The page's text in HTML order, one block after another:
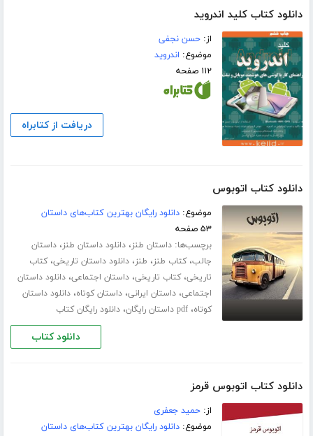
دانلود کتاب کلید اندروید
از:حسن نجفی
موضوع: اندروید
۱۱۲ صفحه
دریافت از کتابراه
دانلود کتاب اتوبوس
موضوع:دانلود رایگان بهترین کتاب‌های داستان
۵۳ صفحه
برچسب‌ها:داستان طنز،دانلود داستان طنز،داستان
جالب،کتاب طنز، طنز،دانلود داستان تاریخی،کتاب
تاریخی،کتاب تاریخی،داستان اجتماعی،دانلود داستان
اجتماعی،داستان ایرانی،داستان کوتاه،دانلود داستان
کوتاه،pdf داستان رایگان ،دانلود رایگان کتاب
دانلود کتاب
دانلود کتاب اتوبوس قرمز
از:حمید جعفری
موضوع:دانلود رایگان بهترین کتاب‌های داستان